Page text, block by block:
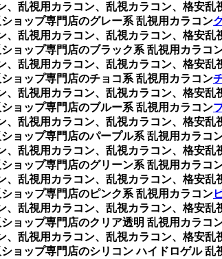
、乱視用カラコン、乱視カラコン、格安
ョップ専門店のグレー系 乱視用カラコン
、乱視用カラコン、乱視カラコン、格安
ョップ専門店のブラック系 乱視用カラコ
、乱視用カラコン、乱視カラコン、格安
ョップ専門店のチョコ系 乱視用カラコン
、乱視用カラコン、乱視カラコン、格安
ョップ専門店のブルー系 乱視用カラコン
、乱視用カラコン、乱視カラコン、格安
ョップ専門店のパープル系 乱視用カラコ
、乱視用カラコン、乱視カラコン、格安
ョップ専門店のグリーン系 乱視用カラコ
、乱視用カラコン、乱視カラコン、格安
ョップ専門店のピンク系 乱視用カラコン
、乱視用カラコン、乱視カラコン、格安
ョップ専門店のクリア透明 乱視用カラコ
、乱視用カラコン、乱視カラコン、格安
ョップ専門店のシリコン ハイドロゲル 乱